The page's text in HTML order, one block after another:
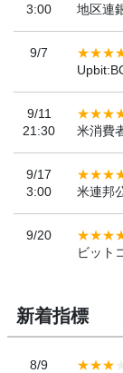
3:00
地区連
9/7
9/11
21:30
米消費
9/17
3:00
米連邦
9/20
ビット
新着指標
8/9